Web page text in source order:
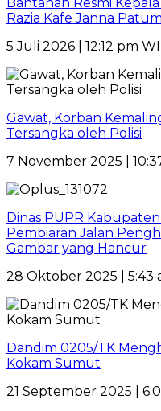
Razia Kafe Janna
5 Juli 2026 | 12:12 pm
Gawat, Korban
Tersangka oleh Polisi
7 November 2025 |
Dinas PUPR
Pembiaran Jalan
Gambar yang Hancur
28 Oktober 2025 | 5:43
Dandim 0205/TK
Kokam Sumut
21 September 2025 |